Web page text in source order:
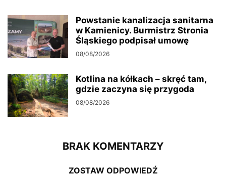
Powstanie kanalizacja sanitarna
w Kamienicy. Burmistrz Stronia
Śląskiego podpisał umowę
08/08/2026
Kotlina na kółkach – skręć tam,
gdzie zaczyna się przygoda
08/08/2026
BRAK KOMENTARZY
ZOSTAW ODPOWIEDŹ